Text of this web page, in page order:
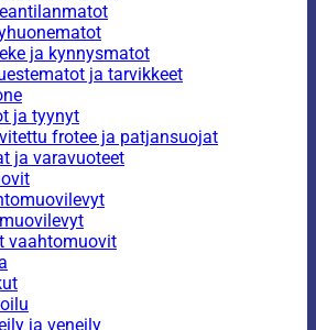
ja kynnysmatot
ja tarvikkeet
ja tyynyt
frotee ja patjansuojat
ja varavuoteet
vaahtomuovit
ja veneily